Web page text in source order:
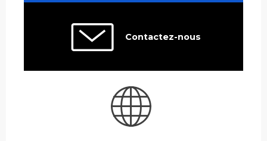
Contactez-nous